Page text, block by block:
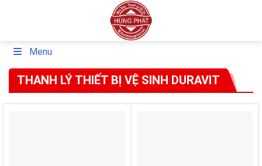
Menu
THANH LÝ THIẾT BỊ VỆ SINH DURAVIT